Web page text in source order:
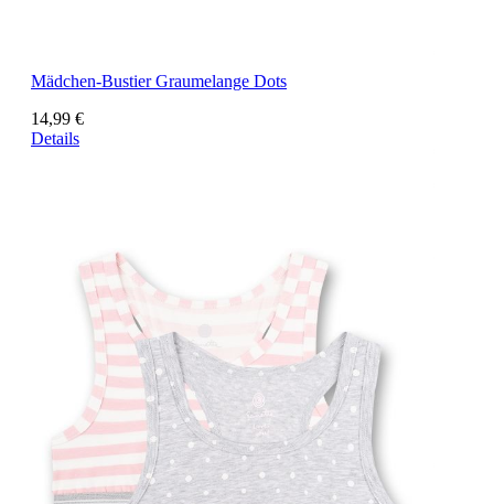
Mädchen-Bustier Graumelange Dots
14,99 €
Details